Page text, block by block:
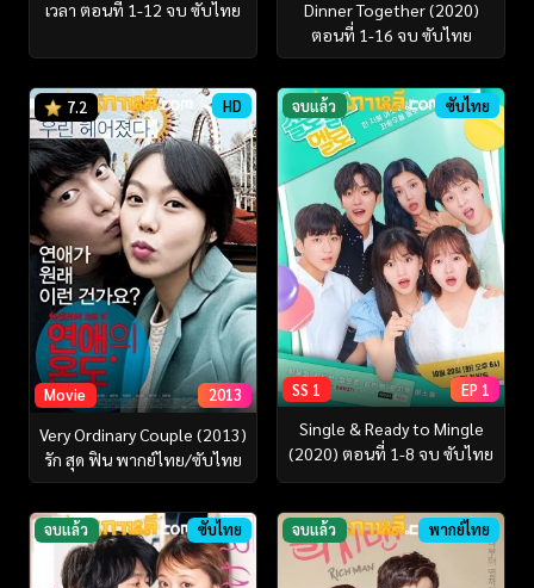
เวลา ตอนที่ 1-12 จบ ซับไทย
Dinner Together (2020)
ตอนที่ 1-16 จบ ซับไทย
7.2 HD
Movie 2013
Very Ordinary Couple (2013)
รัก สุด ฟิน พากย์ไทย/ซับไทย
จบแล้ว ซับไทย
SS 1 EP 1
Single & Ready to Mingle
(2020) ตอนที่ 1-8 จบ ซับไทย
จบแล้ว ซับไทย จบแล้ว พากย์ไทย